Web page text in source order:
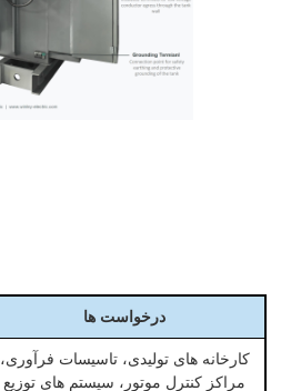
درخواست ها
کارخانه های تولیدی، تاسیسات فرآوری،
مراکز کنترل موتور، سیستم های توزیع